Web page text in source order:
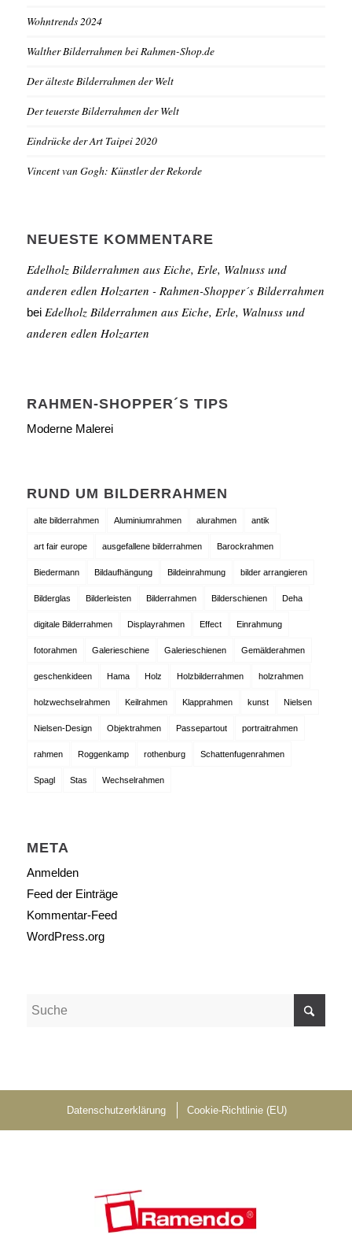
Wohntrends 2024
Walther Bilderrahmen bei Rahmen-Shop.de
Der älteste Bilderrahmen der Welt
Der teuerste Bilderrahmen der Welt
Eindrücke der Art Taipei 2020
Vincent van Gogh: Künstler der Rekorde
NEUESTE KOMMENTARE
Edelholz Bilderrahmen aus Eiche, Erle, Walnuss und
anderen edlen Holzarten - Rahmen-Shopper´s Bilderrahmen
bei Edelholz Bilderrahmen aus Eiche, Erle, Walnuss und
anderen edlen Holzarten
RAHMEN-SHOPPER´S TIPS
Moderne Malerei
RUND UM BILDERRAHMEN
alte bilderrahmen Aluminiumrahmen alurahmen antik
art fair europe ausgefallene bilderrahmen Barockrahmen
Biedermann Bildaufhängung Bildeinrahmung bilder arrangieren
Bilderglas Bilderleisten Bilderrahmen Bilderschienen Deha
digitale Bilderrahmen Displayrahmen Effect Einrahmung
fotorahmen Galerieschiene Galerieschienen Gemälderahmen
geschenkideen Hama Holz Holzbilderrahmen holzrahmen
holzwechselrahmen Keilrahmen Klapprahmen kunst Nielsen
Nielsen-Design Objektrahmen Passepartout portraitrahmen
rahmen Roggenkamp rothenburg Schattenfugenrahmen
Spagl Stas Wechselrahmen
META
Anmelden
Feed der Einträge
Kommentar-Feed
WordPress.org
Datenschutzerklärung Cookie-Richtlinie (EU)